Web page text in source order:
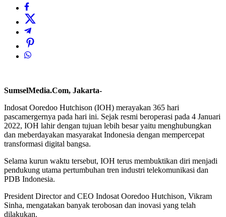
SumselMedia.Com, Jakarta-
Indosat Ooredoo Hutchison (IOH) merayakan 365 hari
pascamergernya pada hari ini. Sejak resmi beroperasi pada 4 Januari
2022, IOH lahir dengan tujuan lebih besar yaitu menghubungkan
dan meberdayakan masyarakat Indonesia dengan mempercepat
transformasi digital bangsa.
Selama kurun waktu tersebut, IOH terus membuktikan diri menjadi
pendukung utama pertumbuhan tren industri telekomunikasi dan
PDB Indonesia.
President Director and CEO Indosat Ooredoo Hutchison, Vikram
Sinha, mengatakan banyak terobosan dan inovasi yang telah
dilakukan.